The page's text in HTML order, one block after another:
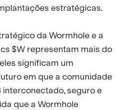
estratégicas.
da Wormhole e a
$W representam mais do
significam um
em que a comunidade
seguro e
que a Wormhole